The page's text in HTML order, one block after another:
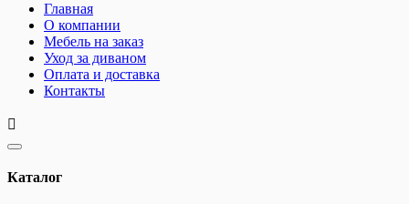
Главная
О компании
Мебель на заказ
Уход за диваном
Оплата и доставка
Контакты
Каталог